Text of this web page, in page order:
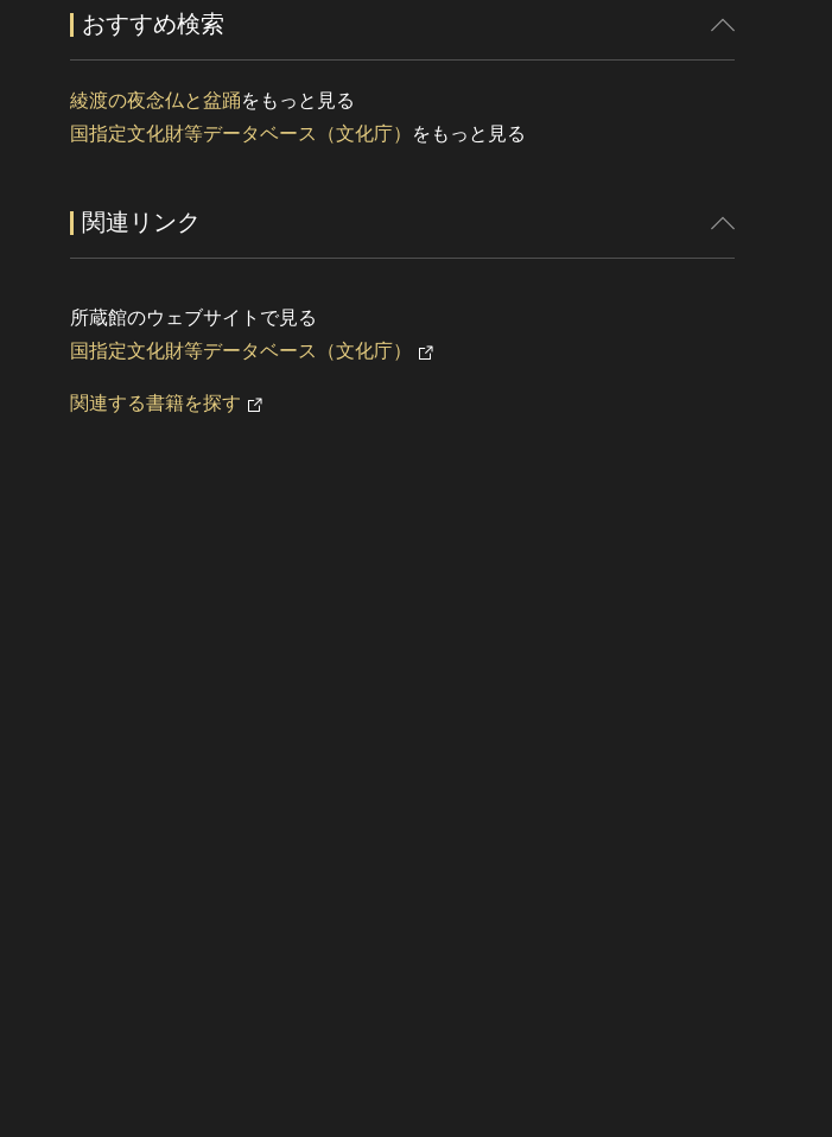
おすすめ検索
綾渡の夜念仏と盆踊をもっと見る
国指定文化財等データベース（文化庁）
をもっと見る
関連リンク
所蔵館のウェブサイトで見る
国指定文化財等データベース（文化庁）
関連する書籍を探す